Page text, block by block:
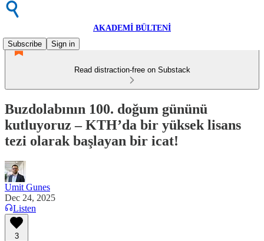
AKADEMİ BÜLTENİ
Subscribe
Sign in
Read distraction-free on Substack
Buzdolabının 100. doğum gününü
kutluyoruz – KTH’da bir yüksek lisans
tezi olarak başlayan bir icat!
Umit Gunes
Dec 24, 2025
Listen
3